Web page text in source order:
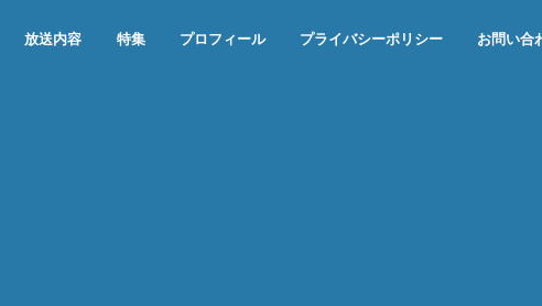
放送内容 特集 プロフィール プライバシーポリシー お問い合